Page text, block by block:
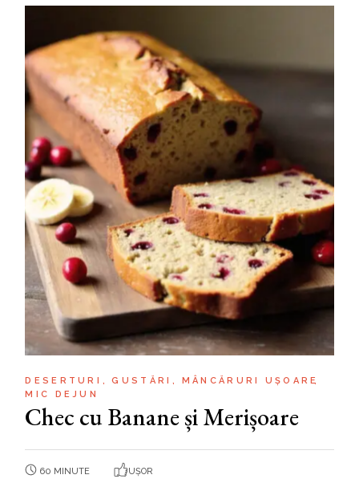
DESERTURI GUSTĂRI
MÂNCĂRURI UȘOARE
MIC DEJUN
Chec cu Banane și Merișoare
60 MINUTE UȘOR